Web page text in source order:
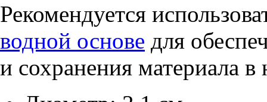
Рекомендуется
водной основе для
и сохранения материала